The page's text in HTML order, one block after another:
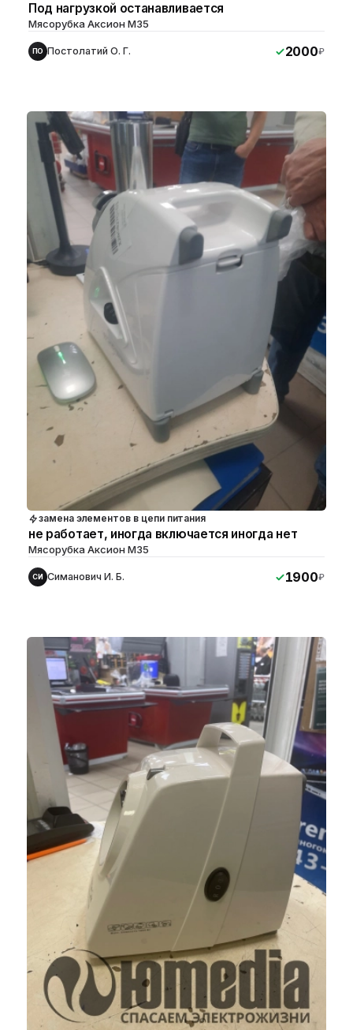
Под нагрузкой останавливается
Мясорубка Аксион M35
ПО Постолатий О. Г. 2000₽
замена элементов в цепи питания
не работает, иногда включается иногда нет
Мясорубка Аксион М35
СИ Симанович И. Б. 1900₽